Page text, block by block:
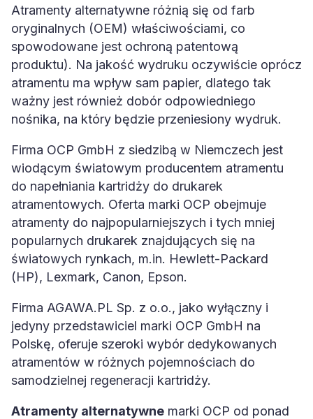
Atramenty alternatywne różnią się od farb
oryginalnych (OEM) właściwościami, co
spowodowane jest ochroną patentową
produktu). Na jakość wydruku oczywiście oprócz
atramentu ma wpływ sam papier, dlatego tak
ważny jest również dobór odpowiedniego
nośnika, na który będzie przeniesiony wydruk.
Firma OCP GmbH z siedzibą w Niemczech jest
wiodącym światowym producentem atramentu
do napełniania kartridży do drukarek
atramentowych. Oferta marki OCP obejmuje
atramenty do najpopularniejszych i tych mniej
popularnych drukarek znajdujących się na
światowych rynkach, m.in. Hewlett-Packard
(HP), Lexmark, Canon, Epson.
Firma AGAWA.PL Sp. z o.o., jako wyłączny i
jedyny przedstawiciel marki OCP GmbH na
Polskę, oferuje szeroki wybór dedykowanych
atramentów w różnych pojemnościach do
samodzielnej regeneracji kartridży.
Atramenty alternatywne marki OCP od ponad